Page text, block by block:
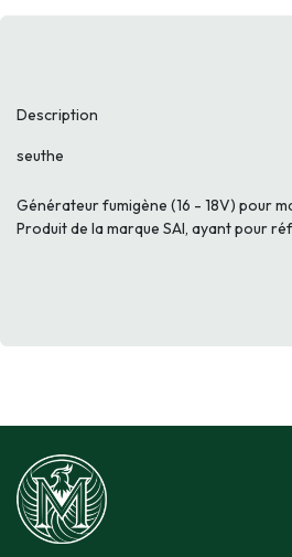
Description
seuthe
Générateur fumigène (16 - 18V) pour
Produit de la marque SAI, ayant pour